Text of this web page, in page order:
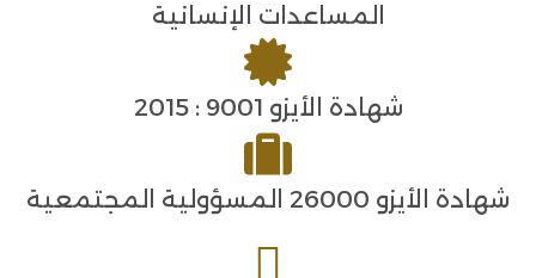
المساعدات الإنسانية
شهادة الأيزو 9001 : 2015
شهادة الأيزو 26000 المسؤولية المجتمعية